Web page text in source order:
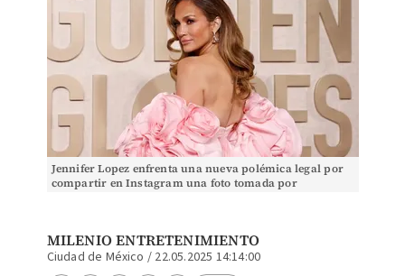
Jennifer Lopez enfrenta una nueva polémica legal por
compartir en Instagram una foto tomada por
MILENIO ENTRETENIMIENTO
Ciudad de México / 22.05.2025 14:14:00